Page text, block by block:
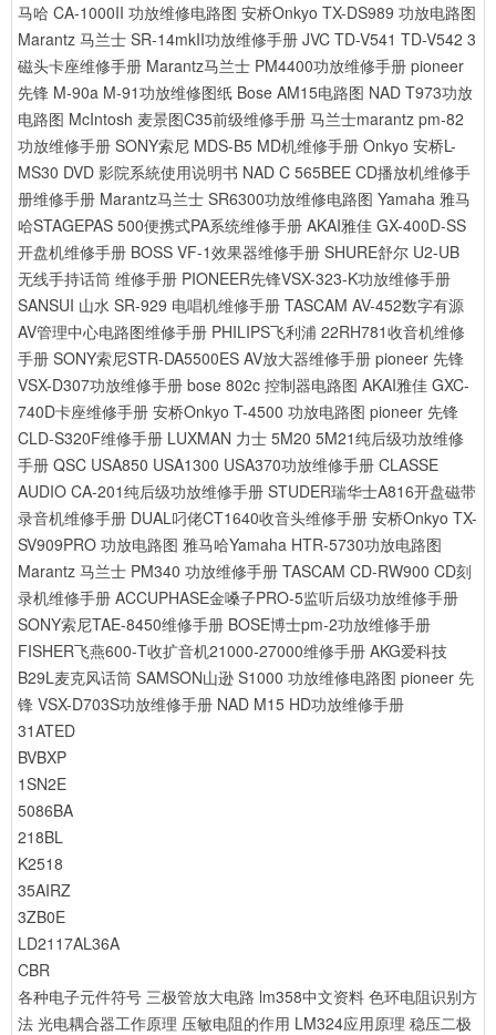
马哈 CA-1000II 功放维修电路图 安桥Onkyo TX-DS989 功放电路图
Marantz 马兰士 SR-14mkII功放维修手册 JVC TD-V541 TD-V542 3
磁头卡座维修手册 Marantz马兰士 PM4400功放维修手册 pioneer
先锋 M-90a M-91功放维修图纸 Bose AM15电路图 NAD T973功放
电路图 McIntosh 麦景图C35前级维修手册 马兰士marantz pm-82
功放维修手册 SONY索尼 MDS-B5 MD机维修手册 Onkyo 安桥L-
MS30 DVD 影院系統使用说明书 NAD C 565BEE CD播放机维修手
册维修手册 Marantz马兰士 SR6300功放维修电路图 Yamaha 雅马
哈STAGEPAS 500便携式PA系统维修手册 AKAI雅佳 GX-400D-SS
开盘机维修手册 BOSS VF-1效果器维修手册 SHURE舒尔 U2-UB
无线手持话筒 维修手册 PIONEER先锋VSX-323-K功放维修手册
SANSUI 山水 SR-929 电唱机维修手册 TASCAM AV-452数字有源
AV管理中心电路图维修手册 PHILIPS飞利浦 22RH781收音机维修
手册 SONY索尼STR-DA5500ES AV放大器维修手册 pioneer 先锋
VSX-D307功放维修手册 bose 802c 控制器电路图 AKAI雅佳 GXC-
740D卡座维修手册 安桥Onkyo T-4500 功放电路图 pioneer 先锋
CLD-S320F维修手册 LUXMAN 力士 5M20 5M21纯后级功放维修
手册 QSC USA850 USA1300 USA370功放维修手册 CLASSE
AUDIO CA-201纯后级功放维修手册 STUDER瑞华士A816开盘磁带
录音机维修手册 DUAL叼佬CT1640收音头维修手册 安桥Onkyo TX-
SV909PRO 功放电路图 雅马哈Yamaha HTR-5730功放电路图
Marantz 马兰士 PM340 功放维修手册 TASCAM CD-RW900 CD刻
录机维修手册 ACCUPHASE金嗓子PRO-5监听后级功放维修手册
SONY索尼TAE-8450维修手册 BOSE博士pm-2功放维修手册
FISHER飞燕600-T收扩音机21000-27000维修手册 AKG爱科技
B29L麦克风话筒 SAMSON山逊 S1000 功放维修电路图 pioneer 先
锋 VSX-D703S功放维修手册 NAD M15 HD功放维修手册
31ATED
BVBXP
1SN2E
5086BA
218BL
K2518
35AIRZ
3ZB0E
LD2117AL36A
CBR
各种电子元件符号 三极管放大电路 lm358中文资料 色环电阻识别方
法 光电耦合器工作原理 压敏电阻的作用 LM324应用原理 稳压二极